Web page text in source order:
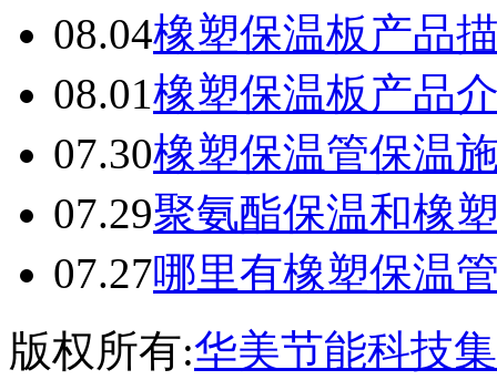
08.04橡塑保温板产品
08.01橡塑保温板产品
07.30橡塑保温管保温
07.29聚氨酯保温和橡
07.27哪里有橡塑保温
版权所有:华美节能科技